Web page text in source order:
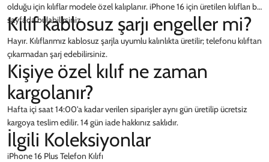
olduğu için kılıflar modele özel kalıplanır. iPhone 16 için üretilen kılıfları bu
sayfada bulabilirsiniz.
Kılıf kablosuz şarjı engeller mi?
Hayır. Kılıflarımız kablosuz şarjla uyumlu kalınlıkta üretilir; telefonu kılıftan
çıkarmadan şarj edebilirsiniz.
Kişiye özel kılıf ne zaman
kargolanır?
Hafta içi saat 14:00'a kadar verilen siparişler aynı gün üretilip ücretsiz
kargoya teslim edilir. 14 gün iade hakkınız saklıdır.
İlgili Koleksiyonlar
iPhone 16 Plus Telefon Kılıfı